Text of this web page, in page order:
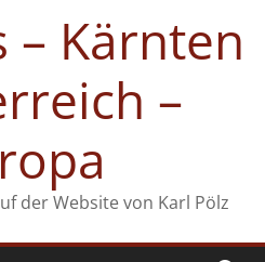
– Kärnten
–
der Website von Karl Pölz